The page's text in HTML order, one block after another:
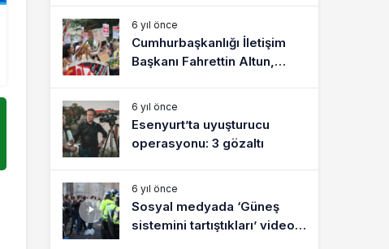
6 yıl önce
Cumhurbaşkanlığı İletişim
Başkanı Fahrettin Altun,
6 yıl önce
Esenyurt’ta uyuşturucu
operasyonu: 3 gözaltı
6 yıl önce
Sosyal medyada ‘Güneş
sistemini tartıştıkları’ video